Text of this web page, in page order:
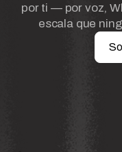
por ti — por voz,
escala que